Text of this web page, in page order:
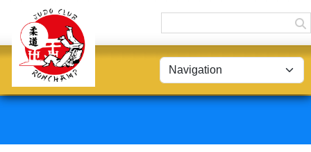
Panneau de gestion des cookies